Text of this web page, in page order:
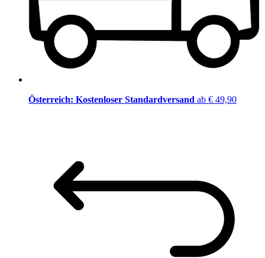
Österreich: Kostenloser Standardversand ab € 49,90